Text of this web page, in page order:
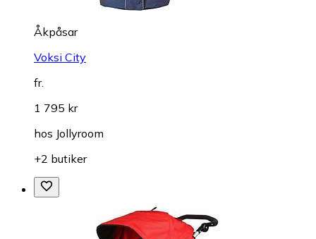
Åkpåsar
Voksi City
fr.
1 795 kr
hos Jollyroom
+2 butiker